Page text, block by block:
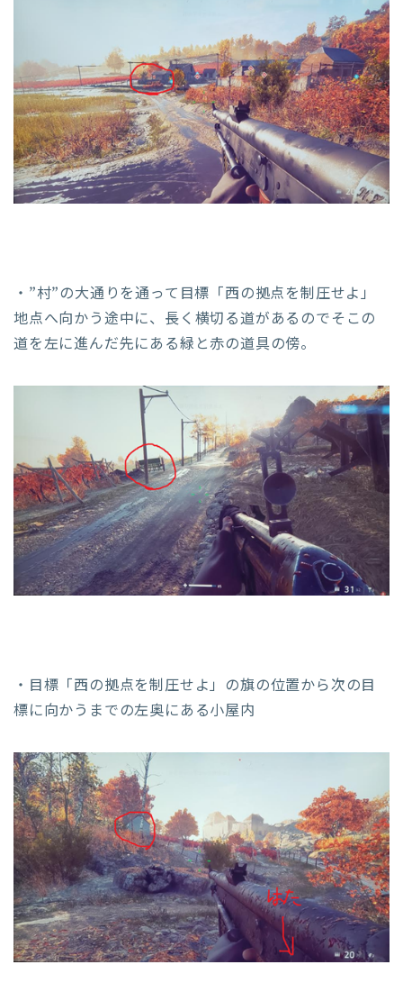
・”村”の大通りを通って目標「西の拠点を制圧せよ」
地点へ向かう途中に、長く横切る道があるのでそこの
道を左に進んだ先にある緑と赤の道具の傍。
・目標「西の拠点を制圧せよ」の旗の位置から次の目
標に向かうまでの左奥にある小屋内